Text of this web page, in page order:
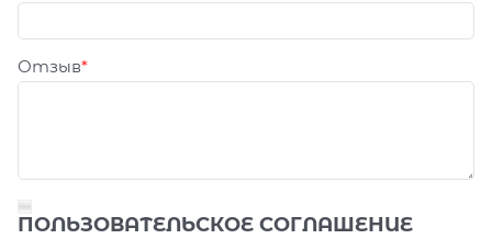
Отзыв
ПОЛЬЗОВАТЕЛЬСКОЕ СОГЛАШЕНИЕ